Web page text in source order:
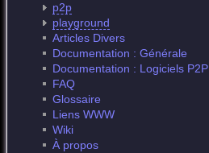
p2p
playground
Articles Divers
Documentation : Générale
Documentation : Logiciels P2P
FAQ
Glossaire
Liens WWW
Wiki
À propos